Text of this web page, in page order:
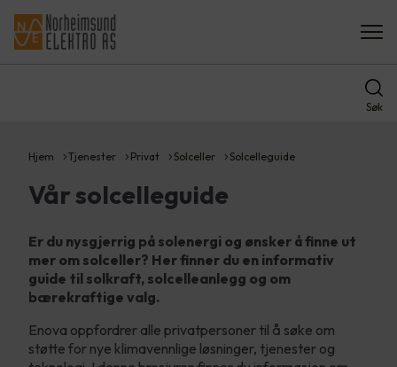
Søk
Hjem Tjenester Privat Solceller Solcelleguide
Vår solcelleguide
Er du nysgjerrig på solenergi og ønsker å finne ut
mer om solceller? Her finner du en informativ
guide til solkraft, solcelleanlegg og om
bærekraftige valg.
Enova oppfordrer alle privatpersoner til å søke om
støtte for nye klimavennlige løsninger, tjenester og